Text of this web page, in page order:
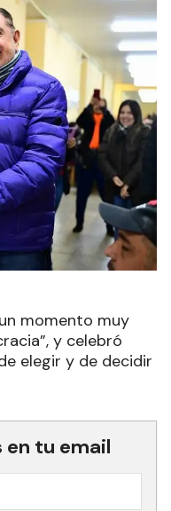
momento muy
y celebró
elegir y de decidir
en tu email